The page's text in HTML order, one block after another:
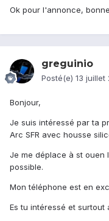
Ok pour l'annonce,
greguinio
Posté(e) 13 juillet
Bonjour,
Je suis intéressé par ta
Arc SFR avec housse
Je me déplace à st
possible.
Mon téléphone est en
Es tu intéressé et surtout